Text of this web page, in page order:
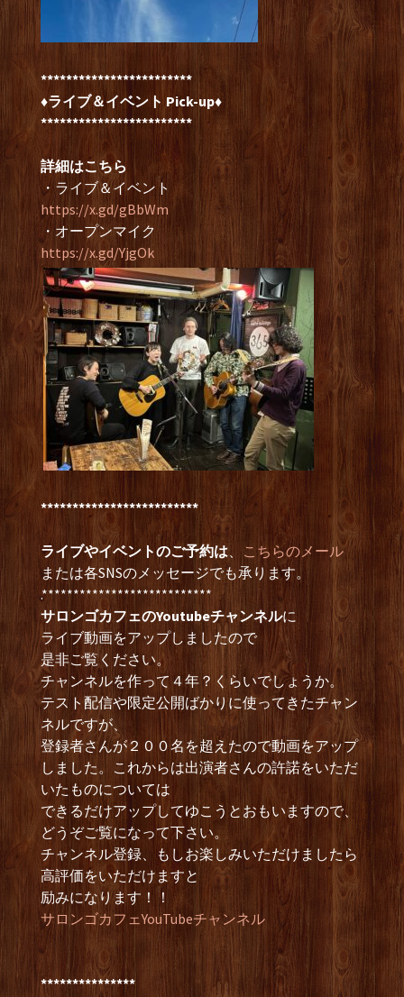
************************
♦ライブ＆イベント Pick-up♦
************************
詳細はこちら
・ライブ＆イベント
https://x.gd/gBbWm
・オープンマイク
https://x.gd/YjgOk
*************************
ライブやイベントのご予約は、 こちらのメール
または各SNSのメッセージでも承ります。
.***************************
サロンゴカフェのYoutubeチャンネルに
ライブ動画をアップしましたので
是非ご覧ください。
チャンネルを作って４年？くらいでしょうか。
テスト配信や限定公開ばかりに使ってきたチャン
ネルですが、
登録者さんが２００名を超えたので動画をアップ
しました。これからは出演者さんの許諾をいただ
いたものについては
できるだけアップしてゆこうとおもいますので、
どうぞご覧になって下さい。
チャンネル登録、もしお楽しみいただけましたら
高評価をいただけますと
励みになります！！
サロンゴカフェYouTubeチャンネル
***************